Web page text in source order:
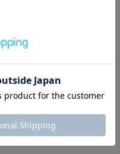
。
ケットを装備。